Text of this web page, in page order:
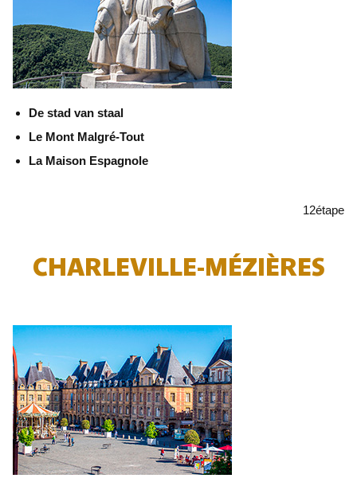
De stad van staal
Le Mont Malgré-Tout
La Maison Espagnole
12étape
CHARLEVILLE-MÉZIÈRES